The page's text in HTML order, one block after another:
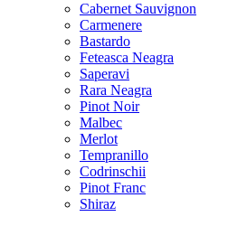
Cabernet Sauvignon
Carmenere
Bastardo
Feteasca Neagra
Saperavi
Rara Neagra
Pinot Noir
Malbec
Merlot
Tempranillo
Codrinschii
Pinot Franc
Shiraz